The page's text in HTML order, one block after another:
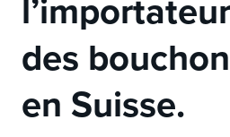
des
en Suisse.